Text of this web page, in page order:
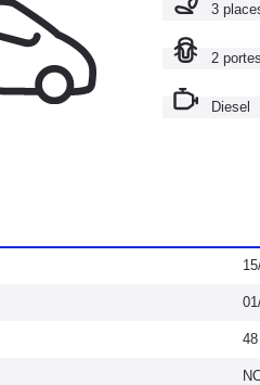
3
2 portes
Diesel